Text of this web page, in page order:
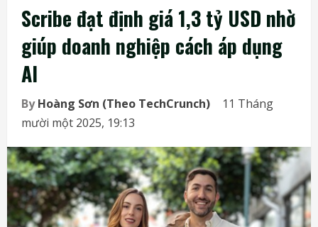
Scribe đạt định giá 1,3 tỷ USD nhờ
giúp doanh nghiệp cách áp dụng
AI
ByHoàng Sơn (Theo TechCrunch)
11 Tháng
mười một 2025, 19:13